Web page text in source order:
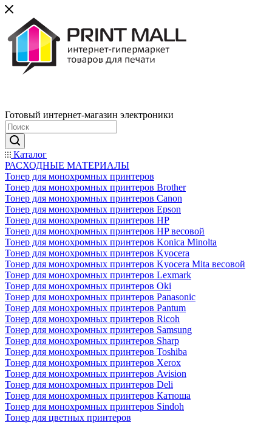
Готовый интернет-магазин электроники
Каталог
РАСХОДНЫЕ МАТЕРИАЛЫ
Тонер для монохромных принтеров
Тонер для монохромных принтеров Brother
Тонер для монохромных принтеров Canon
Тонер для монохромных принтеров Epson
Тонер для монохромных принтеров HP
Тонер для монохромных принтеров HP весовой
Тонер для монохромных принтеров Konica Minolta
Тонер для монохромных принтеров Kyocera
Тонер для монохромных принтеров Kyocera Mita весовой
Тонер для монохромных принтеров Lexmark
Тонер для монохромных принтеров Oki
Тонер для монохромных принтеров Panasonic
Тонер для монохромных принтеров Pantum
Тонер для монохромных принтеров Ricoh
Тонер для монохромных принтеров Samsung
Тонер для монохромных принтеров Sharp
Тонер для монохромных принтеров Toshiba
Тонер для монохромных принтеров Xerox
Тонер для монохромных принтеров Avision
Тонер для монохромных принтеров Deli
Тонер для монохромных принтеров Катюша
Тонер для монохромных принтеров Sindoh
Тонер для цветных принтеров